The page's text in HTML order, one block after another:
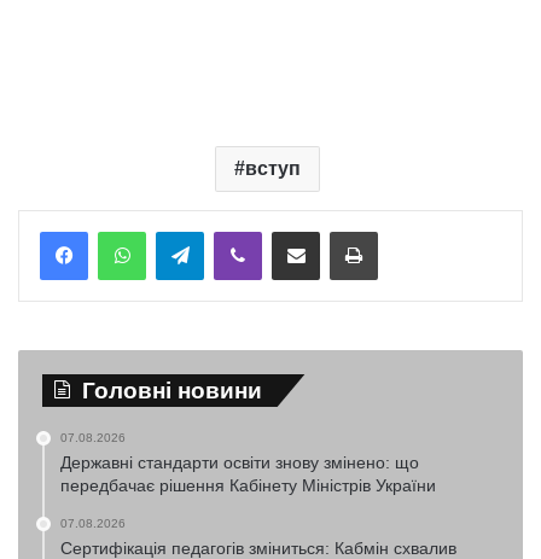
вступ
TelegramViber Надіслати електронною поштоюНадрукувати
Головні новини
07.08.2026
Державні стандарти освіти знову змінено: що
передбачає рішення Кабінету Міністрів України
07.08.2026
Сертифікація педагогів зміниться: Кабмін схвалив